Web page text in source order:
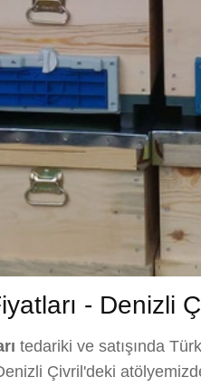
- Denizli
tedariki ve satışında
Çivril'deki